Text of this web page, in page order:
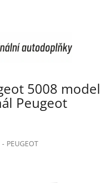
5008 model
Peugeot
PEUGEOT